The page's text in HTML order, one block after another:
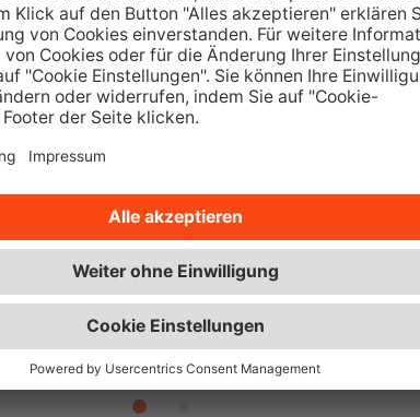
Mit mehr Eigenkapital ins
Eigenheim
Jetzt Wohnungsbauprämie und
weitere Vorteile eintüten.
Mehr erfahren